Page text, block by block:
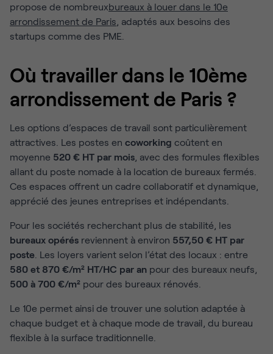
propose de nombreuxbureaux à louer dans le 10e
arrondissement de Paris, adaptés aux besoins des
startups comme des PME.
Où travailler dans le 10ème
arrondissement de Paris ?
Les options d’espaces de travail sont particulièrement
attractives. Les postes en coworking coûtent en
moyenne 520 € HT par mois, avec des formules flexibles
allant du poste nomade à la location de bureaux fermés.
Ces espaces offrent un cadre collaboratif et dynamique,
apprécié des jeunes entreprises et indépendants.
Pour les sociétés recherchant plus de stabilité, les
bureaux opérés reviennent à environ 557,50 € HT par
poste . Les loyers varient selon l’état des locaux : entre
580 et 870 €/m² HT/HC par an pour des bureaux neufs,
500 à 700 €/m² pour des bureaux rénovés.
Le 10e permet ainsi de trouver une solution adaptée à
chaque budget et à chaque mode de travail, du bureau
flexible à la surface traditionnelle.